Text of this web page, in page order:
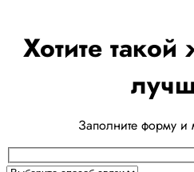
Хотите
Заполните форму